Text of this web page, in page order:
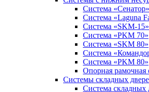
Система «Сенатор»
Система «Laguna
Система «SKM-
Система «PKM 70»
Система «SKM 80»
Система
Система «PKM 80»
Опорная рамочная
Системы складных
Система